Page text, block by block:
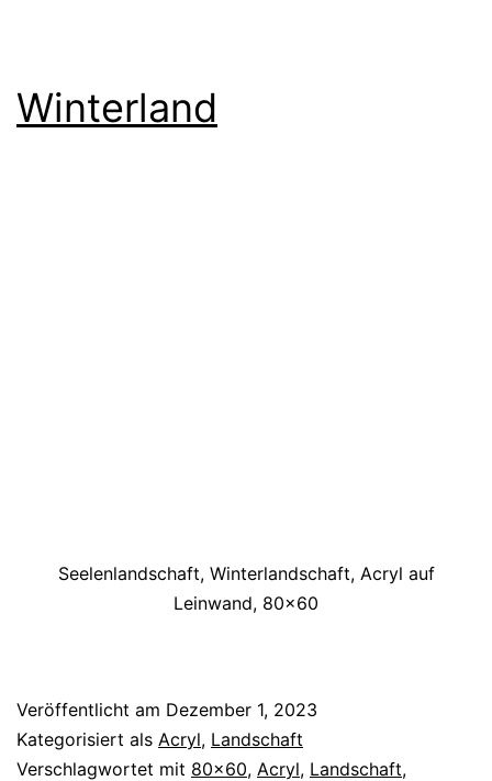
Winterland
Seelenlandschaft, Winterlandschaft, Acryl auf
Leinwand, 80×60
Veröffentlicht am Dezember 1, 2023
Kategorisiert als Acryl, Landschaft
Verschlagwortet mit 80x60, Acryl, Landschaft,